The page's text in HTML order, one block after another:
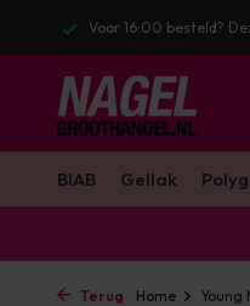
Enorm assortiment &
BIAB Gellak
Terug Home Young